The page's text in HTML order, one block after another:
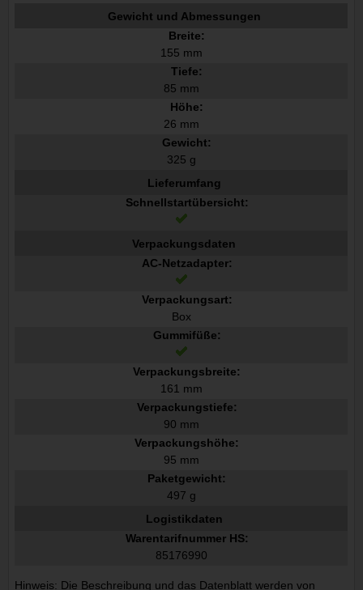
Gewicht und Abmessungen
Breite:
155 mm
Tiefe:
85 mm
Höhe:
26 mm
Gewicht:
325 g
Lieferumfang
Schnellstartübersicht:
Verpackungsdaten
AC-Netzadapter:
Verpackungsart:
Box
Gummifüße:
Verpackungsbreite:
161 mm
Verpackungstiefe:
90 mm
Verpackungshöhe:
95 mm
Paketgewicht:
497 g
Logistikdaten
Warentarifnummer HS:
85176990
Hinweis: Die Beschreibung und das Datenblatt werden von